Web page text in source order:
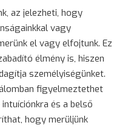
az jelezheti, hogy
vagy
el vagy elfojtunk. Ez
élmény is, hiszen
személyiségünket.
figyelmeztethet
és a belső
hogy merüljünk